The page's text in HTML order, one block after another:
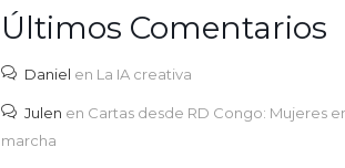
Últimos Comentarios
Daniel en La IA creativa
Julen en Cartas desde RD Congo: Mujeres
marcha